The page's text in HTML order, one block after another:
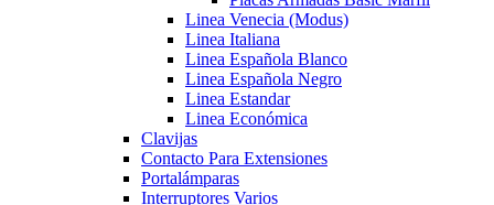
Linea Venecia (Modus)
Linea Italiana
Linea Española Blanco
Linea Española Negro
Linea Estandar
Linea Económica
Clavijas
Contacto Para Extensiones
Portalámparas
Interruptores Varios